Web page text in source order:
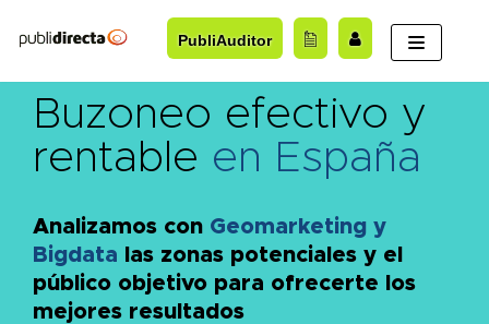
al
PubliAuditor
Buzoneo efectivo y
rentable en España
Analizamos con Geomarketing y
Bigdata las zonas potenciales y el
público objetivo para ofrecerte los
mejores resultados